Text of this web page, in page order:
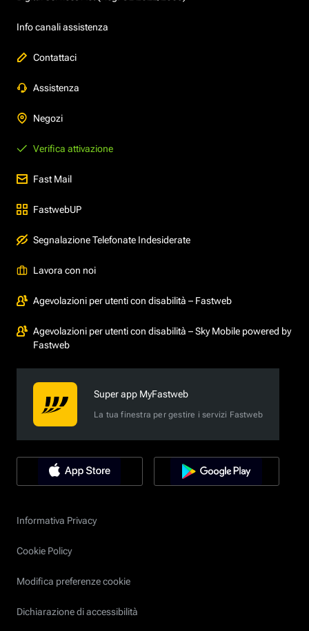
Info canali assistenza
Contattaci
Assistenza
Negozi
Verifica attivazione
Fast Mail
FastwebUP
Segnalazione Telefonate Indesiderate
Lavora con noi
Agevolazioni per utenti con disabilità – Fastweb
Agevolazioni per utenti con disabilità – Sky Mobile powered by
Fastweb
Super app MyFastweb
La tua finestra per gestire i servizi Fastweb
Informativa Privacy
Cookie Policy
Modifica preferenze cookie
Dichiarazione di accessibilità